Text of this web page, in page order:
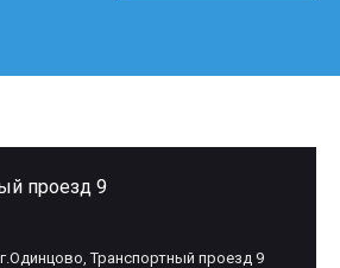
проезд 9
Транспортный проезд 9